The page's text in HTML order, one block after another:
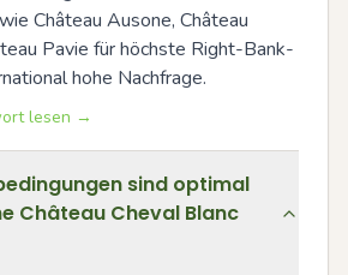
Château Ausone, Château
Pavie für höchste Right-Bank-
hohe Nachfrage.
lesen →
sind optimal
Château Cheval Blanc